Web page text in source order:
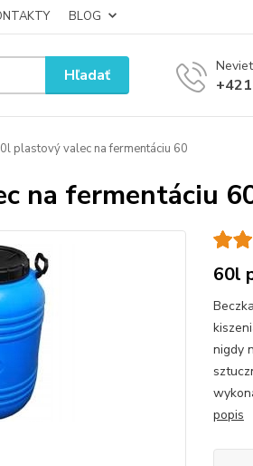
BLOG
Hľadať
plastový valec na fermentáciu 60
na fermentáciu
60l
nigdy
popis